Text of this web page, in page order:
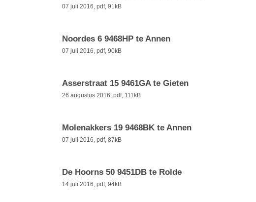
07 juli 2016, pdf, 91kB
Noordes 6 9468HP te Annen
07 juli 2016, pdf, 90kB
Asserstraat 15 9461GA te Gieten
26 augustus 2016, pdf, 111kB
Molenakkers 19 9468BK te Annen
07 juli 2016, pdf, 87kB
De Hoorns 50 9451DB te Rolde
14 juli 2016, pdf, 94kB